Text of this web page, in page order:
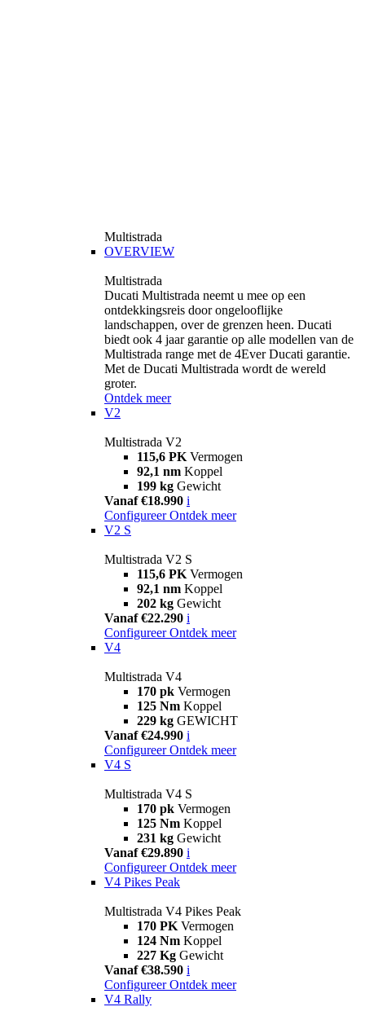
Multistrada
OVERVIEW
Multistrada
Ducati Multistrada neemt u mee op een
ontdekkingsreis door ongelooflijke
landschappen, over de grenzen heen. Ducati
biedt ook 4 jaar garantie op alle modellen van de
Multistrada range met de 4Ever Ducati garantie.
Met de Ducati Multistrada wordt de wereld
groter.
Ontdek meer
V2
Multistrada V2
115,6 PK Vermogen
92,1 nm Koppel
199 kg Gewicht
Vanaf €18.990 i
Configureer Ontdek meer
V2 S
Multistrada V2 S
115,6 PK Vermogen
92,1 nm Koppel
202 kg Gewicht
Vanaf €22.290 i
Configureer Ontdek meer
V4
Multistrada V4
170 pk Vermogen
125 Nm Koppel
229 kg GEWICHT
Vanaf €24.990 i
Configureer Ontdek meer
V4 S
Multistrada V4 S
170 pk Vermogen
125 Nm Koppel
231 kg Gewicht
Vanaf €29.890 i
Configureer Ontdek meer
V4 Pikes Peak
Multistrada V4 Pikes Peak
170 PK Vermogen
124 Nm Koppel
227 Kg Gewicht
Vanaf €38.590 i
Configureer Ontdek meer
V4 Rally